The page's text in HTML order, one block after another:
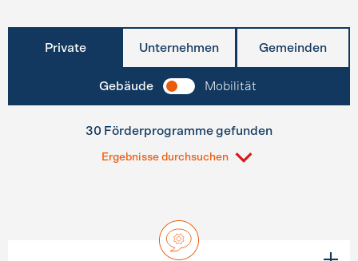
Private Unternehmen Gemeinden
Gebäude Mobilität
30 Förderprogramme gefunden
Ergebnisse durchsuchen